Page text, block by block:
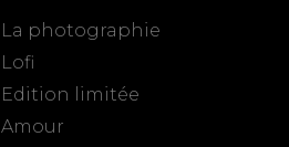
La photographie
Lofi
Edition limitée
Amour